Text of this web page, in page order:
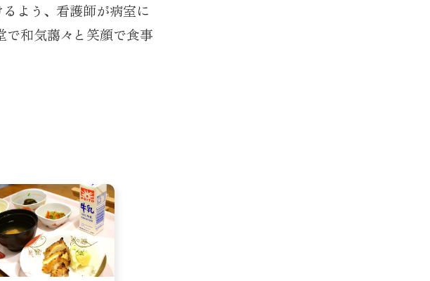
よう、看護師が病室に
で和気藹々と笑顔で食事